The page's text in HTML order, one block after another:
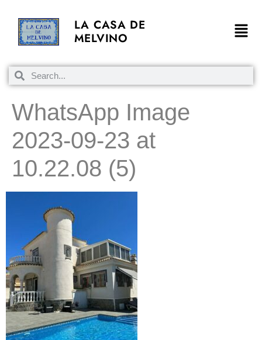
LA CASA DE
MELVINO
WhatsApp Image
2023-09-23 at
10.22.08 (5)